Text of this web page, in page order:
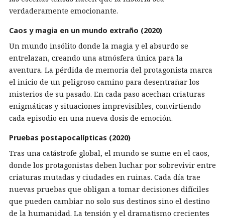
verdaderamente emocionante.
Caos y magia en un mundo extraño (2020)
Un mundo insólito donde la magia y el absurdo se
entrelazan, creando una atmósfera única para la
aventura. La pérdida de memoria del protagonista marca
el inicio de un peligroso camino para desentrañar los
misterios de su pasado. En cada paso acechan criaturas
enigmáticas y situaciones imprevisibles, convirtiendo
cada episodio en una nueva dosis de emoción.
Pruebas postapocalípticas (2020)
Tras una catástrofe global, el mundo se sume en el caos,
donde los protagonistas deben luchar por sobrevivir entre
criaturas mutadas y ciudades en ruinas. Cada día trae
nuevas pruebas que obligan a tomar decisiones difíciles
que pueden cambiar no solo sus destinos sino el destino
de la humanidad. La tensión y el dramatismo crecientes